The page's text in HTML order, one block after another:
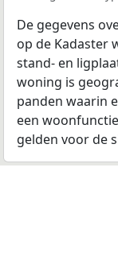
De gegevens
op de Kadaster
stand- en
woning is
panden waarin
een
gelden voor de